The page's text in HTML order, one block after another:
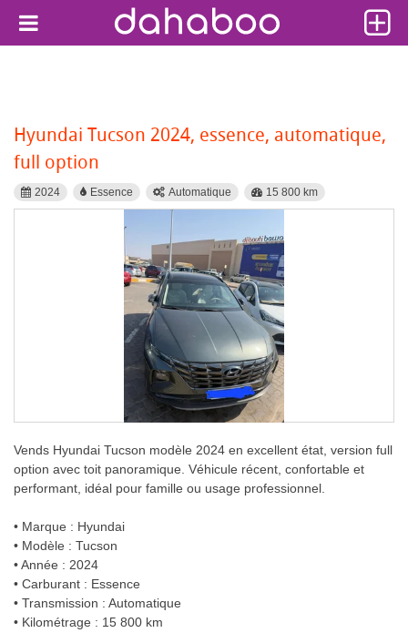
Hyundai Tucson 2024, essence, automatique,
full option
2024 Essence Automatique 15 800 km
Vends Hyundai Tucson modèle 2024 en excellent état, version full
option avec toit panoramique. Véhicule récent, confortable et
performant, idéal pour famille ou usage professionnel.
• Marque : Hyundai
• Modèle : Tucson
• Année : 2024
• Carburant : Essence
• Transmission : Automatique
• Kilométrage : 15 800 km